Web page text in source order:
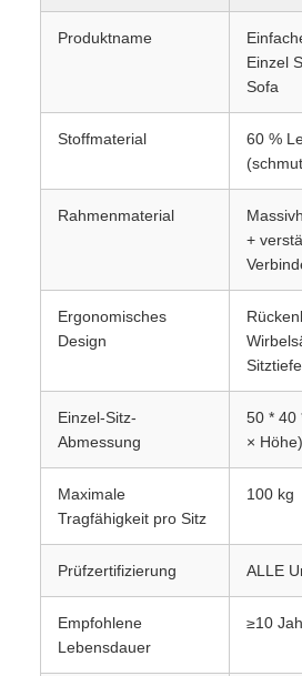
Produktname
Einzel
Sofa
Stoffmaterial
60 %
Rahmenmaterial
+
Ergonomisches
Design
Einzel-Sitz-
Abmessung
50 * 40
× Höhe)
Maximale
Tragfähigkeit pro Sitz
100 kg
Prüfzertifizierung ALLE
Empfohlene
Lebensdauer
≥10